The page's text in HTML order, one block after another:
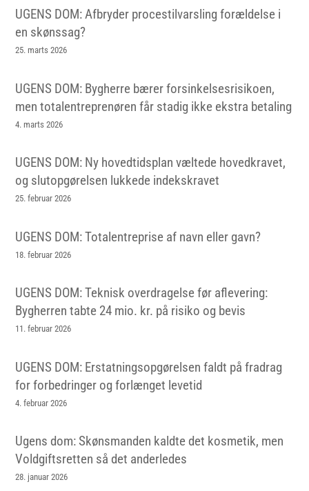
UGENS DOM: Afbryder procestilvarsling forældelse i
en skønssag?
25. marts 2026
UGENS DOM: Bygherre bærer forsinkelsesrisikoen,
men totalentreprenøren får stadig ikke ekstra betaling
4. marts 2026
UGENS DOM: Ny hovedtidsplan væltede hovedkravet,
og slutopgørelsen lukkede indekskravet
25. februar 2026
UGENS DOM: Totalentreprise af navn eller gavn?
18. februar 2026
UGENS DOM: Teknisk overdragelse før aflevering:
Bygherren tabte 24 mio. kr. på risiko og bevis
11. februar 2026
UGENS DOM: Erstatningsopgørelsen faldt på fradrag
for forbedringer og forlænget levetid
4. februar 2026
Ugens dom: Skønsmanden kaldte det kosmetik, men
Voldgiftsretten så det anderledes
28. januar 2026